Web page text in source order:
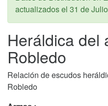
actualizados el 31 de
Heráldica del
Robledo
Relación de escudos
Robledo